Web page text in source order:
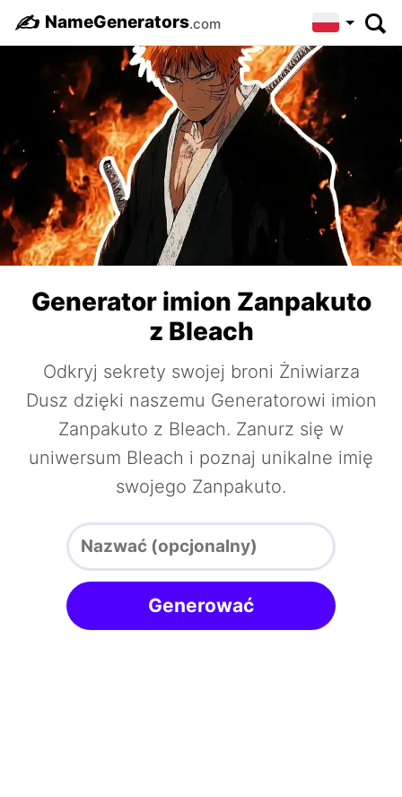
✍️ NameGenerators.com
Generator imion Zanpakuto
z Bleach
Odkryj sekrety swojej broni Żniwiarza
Dusz dzięki naszemu Generatorowi imion
Zanpakuto z Bleach. Zanurz się w
uniwersum Bleach i poznaj unikalne imię
swojego Zanpakuto.
Generować